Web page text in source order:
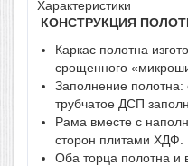
Характеристики
КОНСТРУКЦИЯ
Каркас полотна
срощенного
Заполнение полотна:
трубчатое ДСП
Рама вместе с
сторон плитами ХДФ.
Оба торца полотна и